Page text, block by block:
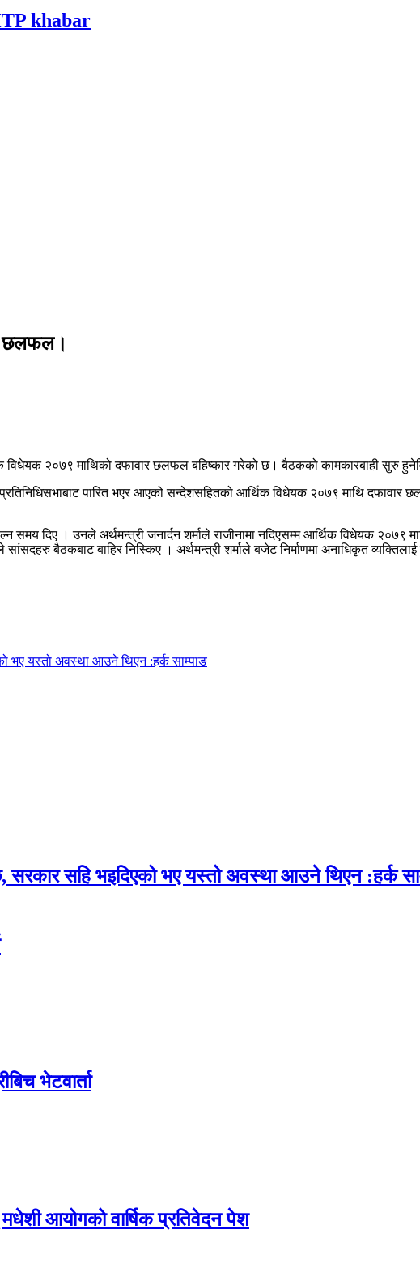
khabar
छलफल।
विधेयक २०७९ माथिको दफावार छलफल बहिष्कार गरेको छ। बैठकको कामकारबाही सुरु
प्रतिनिधिसभाबाट पारित भएर आएको सन्देशसहितको आर्थिक विधेयक २०७९ माथि
समय दिए । उनले अर्थमन्त्री जनार्दन शर्माले राजीनामा नदिएसम्म आर्थिक विधेयक
सांसदहरु बैठकबाट बाहिर निस्किए । अर्थमन्त्री शर्माले बजेट निर्माणमा अनाधिकृत
भए यस्तो अवस्था आउने थिएन :हर्क साम्पाङ
सहि भइदिएको भए यस्तो अवस्था आउने थिएन :हर्क
भेटवार्ता
आयोगको वार्षिक प्रतिवेदन पेश